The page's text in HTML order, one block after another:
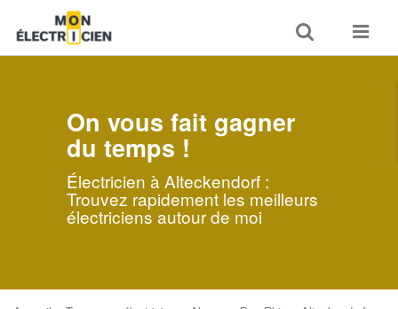
Toggle
search
Toggle
On vous fait gagner
du temps !
Électricien à Alteckendorf :
Trouvez rapidement les meilleurs
électriciens autour de moi